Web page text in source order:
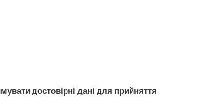
достовірні дані для прийняття